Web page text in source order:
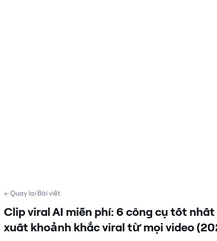
← Quay lại Bài viết
Clip viral AI miễn phí: 6 công cụ tốt
xuất khoảnh khắc viral từ mọi video